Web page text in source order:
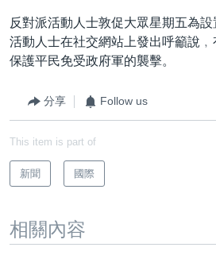
反對派活動人士敦促大眾星期五為設
活動人士在社交網站上發出呼籲說﹐
保護平民免受政府軍的襲擊。
分享 Follow us
This item is part of
新聞 國際
相關內容